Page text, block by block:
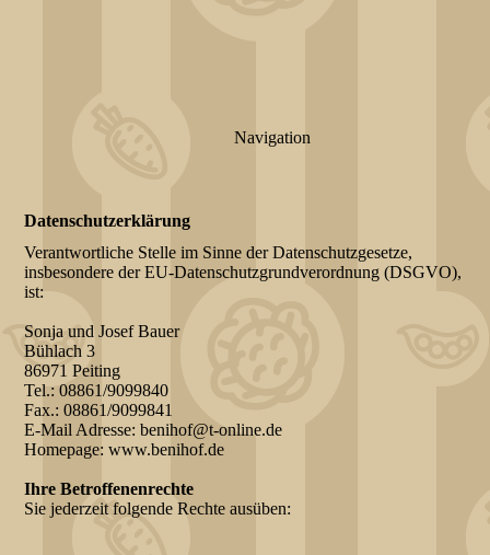
Navigation
Datenschutzerklärung
Verantwortliche Stelle im Sinne der Datenschutzgesetze,
insbesondere der EU-Datenschutzgrundverordnung (DSGVO),
ist:
Sonja und Josef Bauer
Bühlach 3
86971 Peiting
Tel.: 08861/9099840
Fax.: 08861/9099841
E-Mail Adresse: benihof@t-online.de
Homepage: www.benihof.de
Ihre Betroffenenrechte
Sie jederzeit folgende Rechte ausüben: